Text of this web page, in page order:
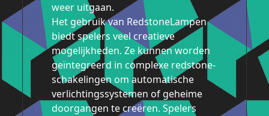
weer uitgaan.
Het gebruik van RedstoneLampen
biedt spelers veel creatieve
mogelijkheden. Ze kunnen worden
geïntegreerd in complexe redstone-
schakelingen om automatische
verlichtingssystemen of geheime
doorgangen te creëren. Spelers